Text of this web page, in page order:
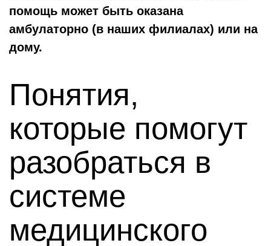
помощь может быть оказана
амбулаторно (в наших филиалах) или на
дому.
Понятия,
которые помогут
разобраться в
системе
медицинского